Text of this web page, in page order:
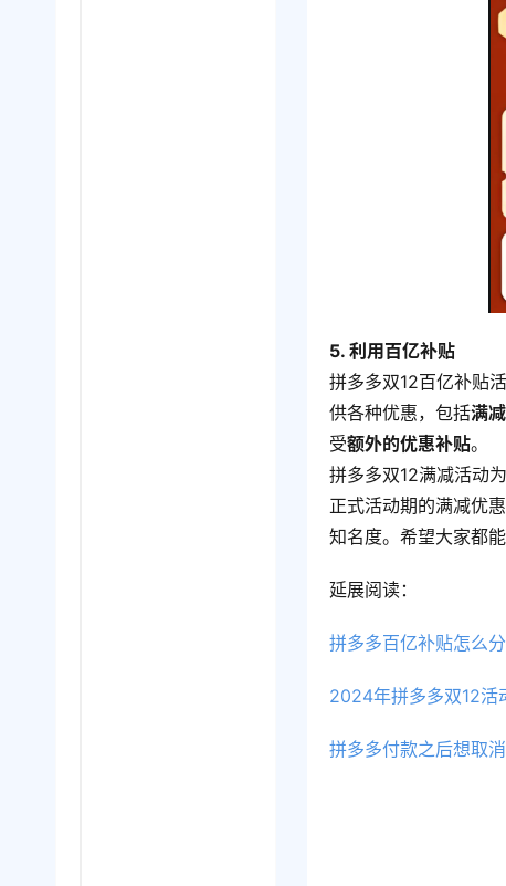
5. 利用百亿补贴
拼多多双12百亿补贴
供各种优惠，包括满
受额外的优惠补贴。
拼多多双12满减活动
正式活动期的满减优
知名度。希望大家都
延展阅读：
拼多多付款之后想取